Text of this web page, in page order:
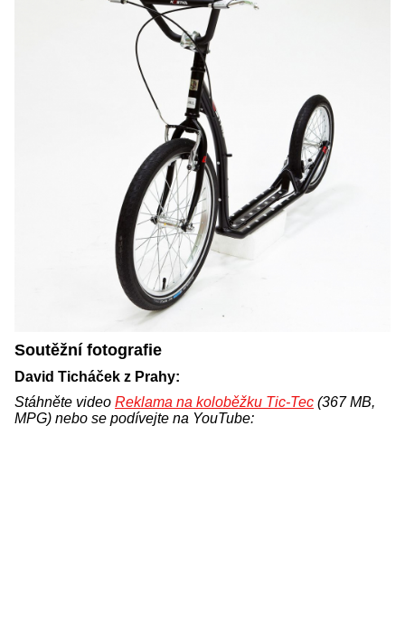
Soutěžní fotografie
David Ticháček z Prahy:
Stáhněte video Reklama na koloběžku Tic-Tec (367 MB,
MPG) nebo se podívejte na YouTube: